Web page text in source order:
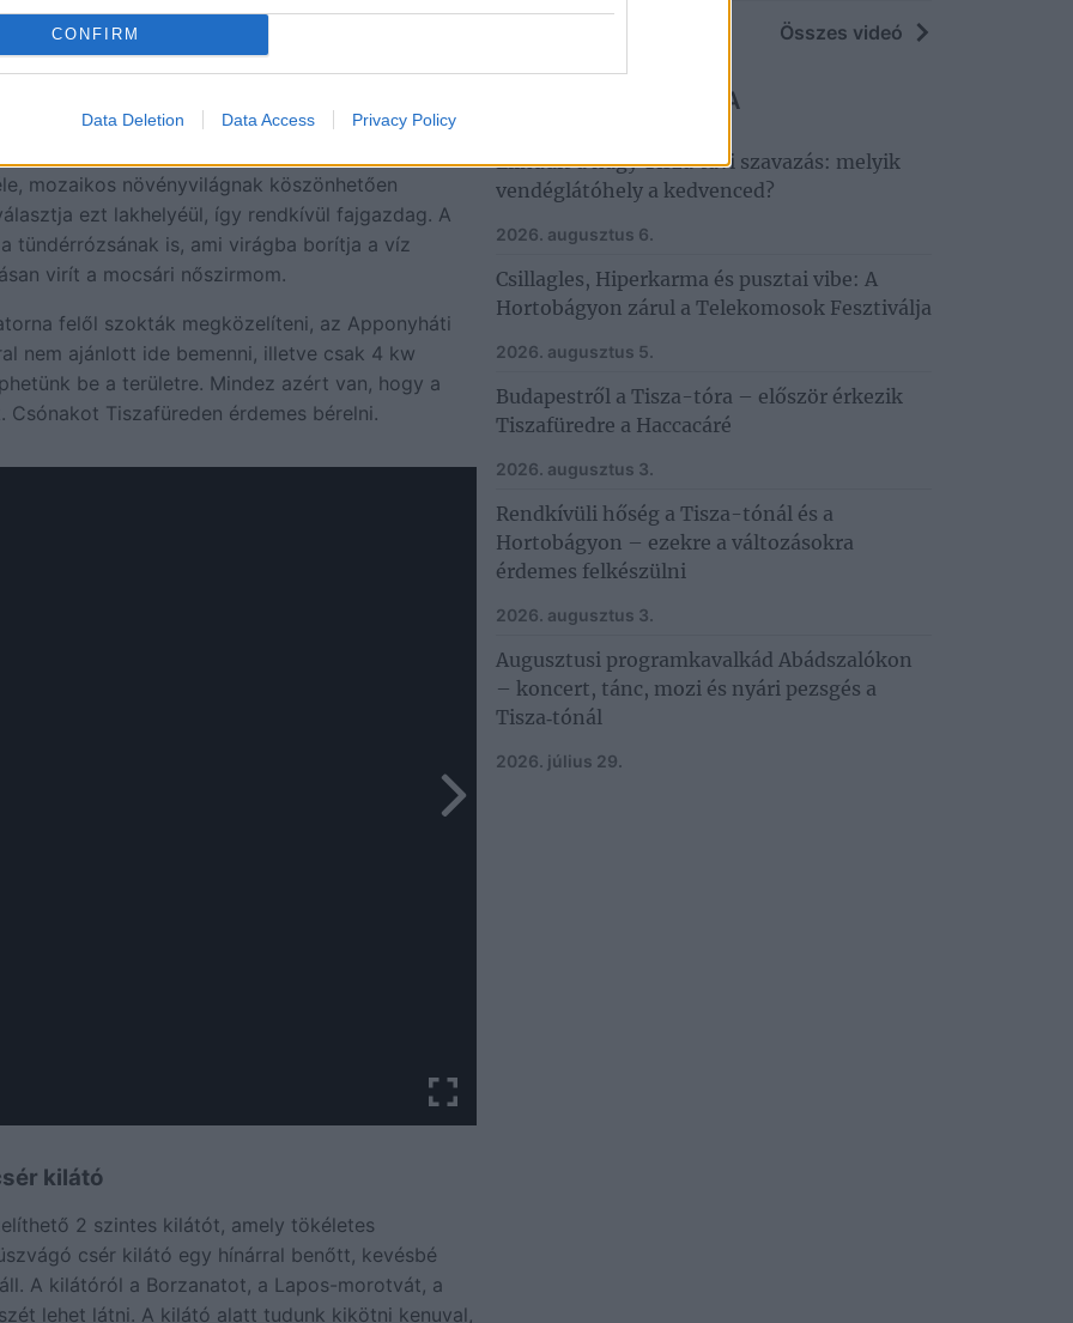
CONFIRM
Data Deletion Data Access Privacy Policy
A Háromágú holtág az egyik olyan hely
találhatunk az évnek ebben a szakaszában.
lehet a Háromágúnak nevezett területre eljutni.
kanyarulatai és övzátonyai alakították ki, de
fokozottan védett volt. Ezen a részen sekély a
mozaikos növényvilágnak köszönhetően
ezt lakhelyéül, így rendkívül fajgazdag. A
tündérrózsának is, ami virágba borítja a víz
virít a mocsári nőszirmom.
felől szokták megközelíteni, az Apponyháti
nem ajánlott ide bemenni, illetve csak 4 kw
be a területre. Mindez azért van, hogy a
Tiszafüreden érdemes bérelni.
kilátó
2 szintes kilátót, amely tökéletes
csér kilátó egy hínárral benőtt, kevésbé
A kilátóról a Borzanatot, a Lapos-morotvát, a
lehet látni. A kilátó alatt tudunk kikötni kenuval,
Összes videó
NE MARADJ LE RÓLA
Elindult a nagy Tisza‑tavi szavazás: melyik
vendéglátóhely a kedvenced?
2026. augusztus 6.
Csillagles, Hiperkarma és pusztai vibe: A
Hortobágyon zárul a Telekomosok Fesztiválja
2026. augusztus 5.
Budapestről a Tisza-tóra – először érkezik
Tiszafüredre a Haccacáré
2026. augusztus 3.
Rendkívüli hőség a Tisza-tónál és a
Hortobágyon – ezekre a változásokra
érdemes felkészülni
2026. augusztus 3.
Augusztusi programkavalkád Abádszalókon
– koncert, tánc, mozi és nyári pezsgés a
Tisza‑tónál
2026. július 29.